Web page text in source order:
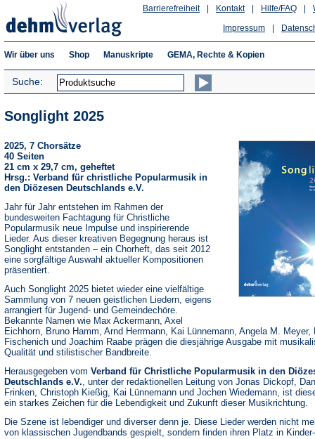
Hilfe/FAQ
Kontakt
Barrierefreiheit
Impressum
Wir über uns Shop Manuskripte GEMA, Rechte & Kopien
Suche:
Songlight 2025
2025, 7 Chorsätze
40 Seiten
21 cm x 29,7 cm, geheftet
Hrsg.: Verband für christliche Popularmusik in
den Diözesen Deutschlands e.V.
Jahr für Jahr entstehen im Rahmen der
bundesweiten Fachtagung für Christliche
Popularmusik neue Impulse und inspirierende
Lieder. Aus dieser kreativen Begegnung heraus ist
Songlight entstanden – ein Chorheft, das seit 2012
eine sorgfältige Auswahl aktueller Kompositionen
präsentiert.
Auch Songlight 2025 bietet wieder eine vielfältige
Sammlung von 7 neuen geistlichen Liedern, eigens
arrangiert für Jugend- und Gemeindechöre.
Bekannte Namen wie Max Ackermann, Axel
Eichhorn, Bruno Hamm, Arnd Herrmann, Kai Lünnemann, Angela M. Meyer,
Fischenich und Joachim Raabe prägen die diesjährige Ausgabe mit
Qualität und stilistischer Bandbreite.
Herausgegeben vom Verband für Christliche Popularmusik in den
Deutschlands e.V., unter der redaktionellen Leitung von Jonas Dickopf,
Frinken, Christoph Kießig, Kai Lünnemann und Jochen Wiedemann, ist
ein starkes Zeichen für die Lebendigkeit und Zukunft dieser Musikrichtung.
Die Szene ist lebendiger und diverser denn je. Diese Lieder werden nicht
von klassischen Jugendbands gespielt, sondern finden ihren Platz in